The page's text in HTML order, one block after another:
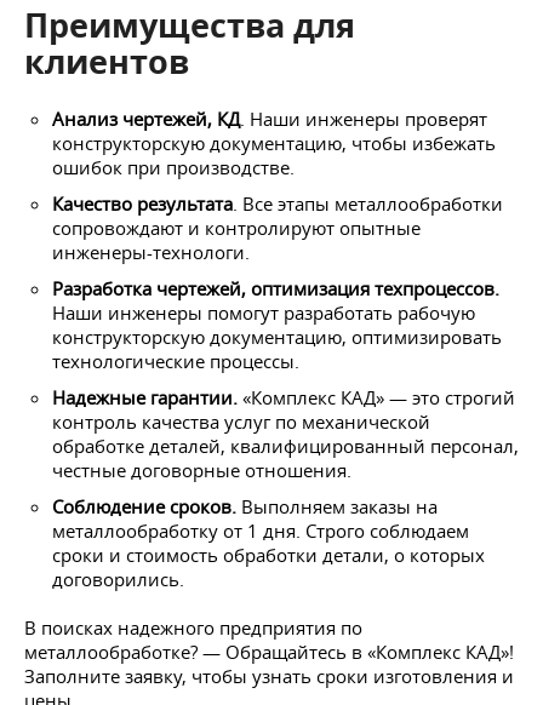
Преимущества для
клиентов
Анализ чертежей, КД. Наши инженеры проверят
конструкторскую документацию, чтобы избежать
ошибок при производстве.
Качество результата. Все этапы металлообработки
сопровождают и контролируют опытные
инженеры-технологи.
Разработка чертежей, оптимизация техпроцессов.
Наши инженеры помогут разработать рабочую
конструкторскую документацию, оптимизировать
технологические процессы.
Надежные гарантии. «Комплекс КАД» — это строгий
контроль качества услуг по механической
обработке деталей, квалифицированный персонал,
честные договорные отношения.
Соблюдение сроков. Выполняем заказы на
металлообработку от 1 дня. Строго соблюдаем
сроки и стоимость обработки детали, о которых
договорились.
В поисках надежного предприятия по
металлообработке? — Обращайтесь в «Комплекс КАД»!
Заполните заявку, чтобы узнать сроки изготовления и